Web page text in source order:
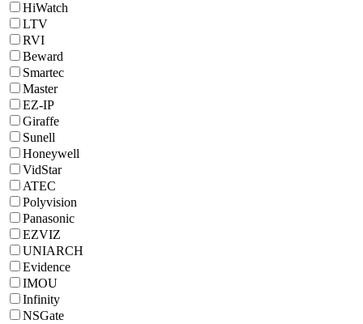
HiWatch
LTV
RVI
Beward
Smartec
Master
EZ-IP
Giraffe
Sunell
Honeywell
VidStar
ATEC
Polyvision
Panasonic
EZVIZ
UNIARCH
Evidence
IMOU
Infinity
NSGate